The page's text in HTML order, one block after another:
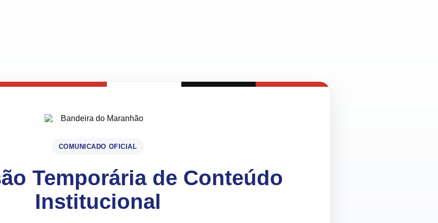
COMUNICADO OFICIAL
Temporária de Conteúdo
Institucional